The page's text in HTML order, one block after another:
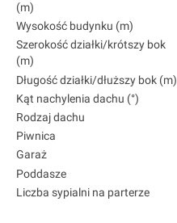
(m)
Wysokość budynku (m)
Szerokość działki/krótszy bok
(m)
Długość działki/dłuższy bok (m)
Kąt nachylenia dachu (°)
Rodzaj dachu
Piwnica
Garaż
Poddasze
Liczba sypialni na parterze